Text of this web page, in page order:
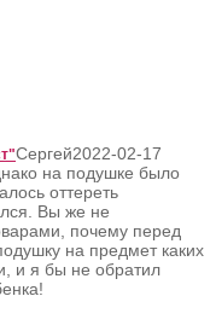
Сергей2022-02-17
на подушке было
оттереть
Вы же не
почему перед
на предмет каких
и я бы не обратил